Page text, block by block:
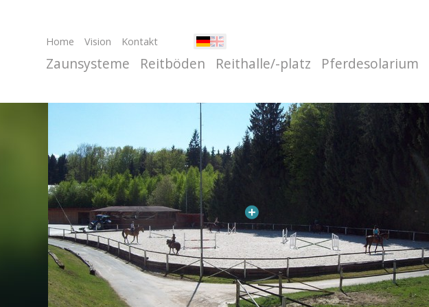
Home Vision Kontakt
Zaunsysteme Reitböden Reithalle/-platz Pferdesolarium